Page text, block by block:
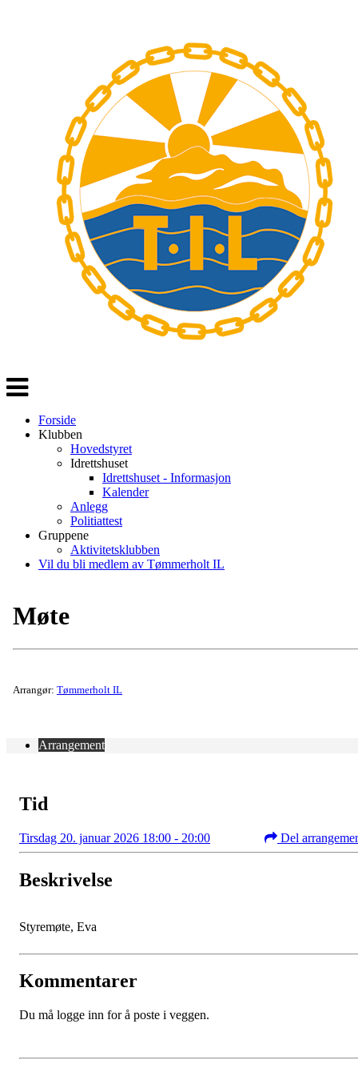
Veksle
navigasjon
Forside
Klubben
Hovedstyret
Idrettshuset
Idrettshuset - Informasjon
Kalender
Anlegg
Politiattest
Gruppene
Aktivitetsklubben
Vil du bli medlem av Tømmerholt IL
Møte
Arrangør: Tømmerholt IL
Arrangement
Tid
Tirsdag 20. januar 2026 18:00 - 20:00 Del
Beskrivelse
Styremøte, Eva
Kommentarer
Du må logge inn for å poste i veggen.